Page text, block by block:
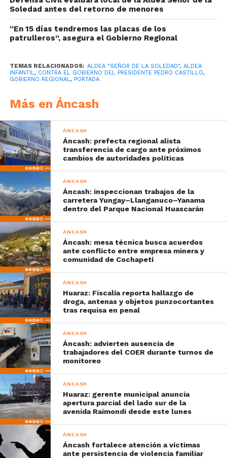
Soledad antes del retorno de menores
“En 15 días tendremos las placas de los
patrulleros”, asegura el Gobierno Regional
TEMAS RELACIONADOS: ALDEA "SEÑOR DE LA SOLEDAD", ALDEA
INFANTIL, CONTRA EL GOBIERNO DEL PRESIDENTE PEDRO CASTILLO,
GOBIERNO REGIONAL, PORTADA
Más en Áncash
ÁNCASH
Áncash: prefecta regional alista
transferencia de cargo ante próximos
cambios de autoridades políticas
ÁNCASH
Áncash: inspeccionan trabajos de la
carretera Yungay–Llanganuco–Yanama
dentro del Parque Nacional Huascarán
ÁNCASH
Áncash: mesa técnica busca acuerdos
ante conflicto entre empresa minera y
comunidad de Cochapetí
ÁNCASH
Huaraz: Fiscalía reporta hallazgo de
droga, antenas y objetos punzocortantes
tras requisa en penal
ÁNCASH
Áncash: advierten ausencia de
trabajadores del COER durante turnos de
monitoreo
ÁNCASH
Huaraz: gerente municipal anuncia
apertura parcial del lado sur de la
avenida Raimondi desde este lunes
ÁNCASH
Áncash fortalece atención a víctimas
ante persistencia de violencia familiar